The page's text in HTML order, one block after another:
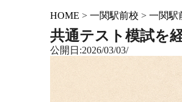
HOME > 一関駅前校 > 一関駅
共通テスト模試を
公開日:2026/03/03/